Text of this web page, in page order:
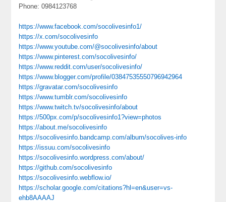
Phone: 0984123768
https://www.facebook.com/socolivesinfo1/
https://x.com/socolivesinfo
https://www.youtube.com/@socolivesinfo/about
https://www.pinterest.com/socolivesinfo/
https://www.reddit.com/user/socolivesinfo/
https://www.blogger.com/profile/03847535550796942964
https://gravatar.com/socolivesinfo
https://www.tumblr.com/socolivesinfo
https://www.twitch.tv/socolivesinfo/about
https://500px.com/p/socolivesinfo1?view=photos
https://about.me/socolivesinfo
https://socolivesinfo.bandcamp.com/album/socolives-info
https://issuu.com/socolivesinfo
https://socolivesinfo.wordpress.com/about/
https://github.com/socolivesinfo
https://socolivesinfo.webflow.io/
https://scholar.google.com/citations?hl=en&user=vs-
ehb8AAAAJ